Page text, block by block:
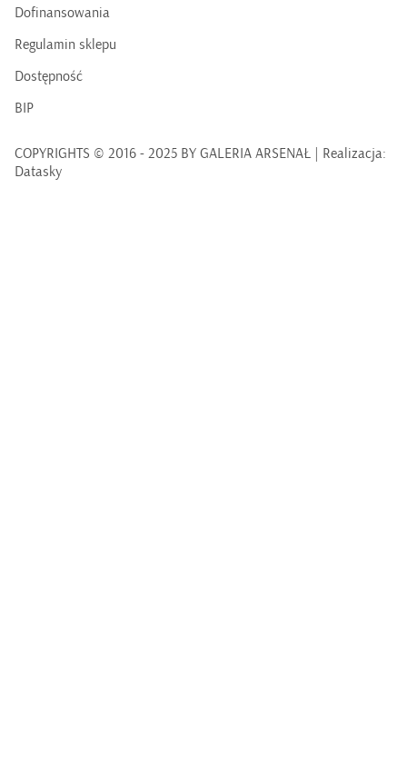
Dofinansowania
Regulamin sklepu
Dostępność
BIP
COPYRIGHTS © 2016 - 2025 BY GALERIA ARSENAŁ | Realizacja:
Datasky